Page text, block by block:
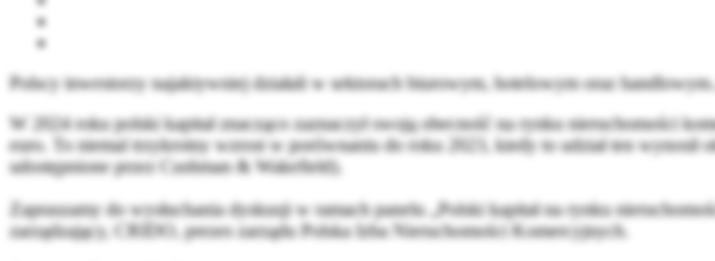
Polscy inwestorzy najaktywniej działali w sektorach biurowym, hotelowym oraz handlowym...
W 2024 roku polski kapitał znacząco zaznaczył swoją obecność na rynku nieruchomości
euro. To niemal trzykrotny wzrost w porównaniu do roku 2023, kiedy to udział ten
udostępnione przez Cushman & Wakefield).
Zapraszamy do wysłuchania dyskusji w ramach panelu „Polski kapitał na rynku
zarządzający,
CRIDO, prezes zarząduPolska Izba Nieruchomości Komercyjnych.